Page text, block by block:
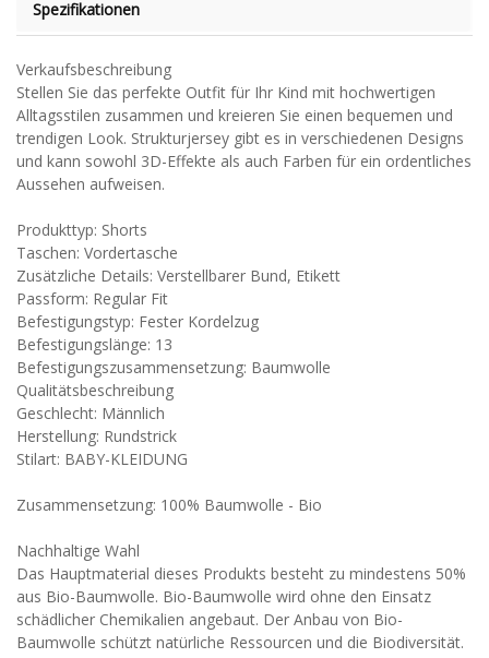
Spezifikationen
Verkaufsbeschreibung
Stellen Sie das perfekte Outfit für Ihr Kind mit hochwertigen
Alltagsstilen zusammen und kreieren Sie einen bequemen und
trendigen Look. Strukturjersey gibt es in verschiedenen Designs
und kann sowohl 3D-Effekte als auch Farben für ein ordentliches
Aussehen aufweisen.
Produkttyp: Shorts
Taschen: Vordertasche
Zusätzliche Details: Verstellbarer Bund, Etikett
Passform: Regular Fit
Befestigungstyp: Fester Kordelzug
Befestigungslänge: 13
Befestigungszusammensetzung: Baumwolle
Qualitätsbeschreibung
Geschlecht: Männlich
Herstellung: Rundstrick
Stilart: BABY-KLEIDUNG
Zusammensetzung: 100% Baumwolle - Bio
Nachhaltige Wahl
Das Hauptmaterial dieses Produkts besteht zu mindestens 50%
aus Bio-Baumwolle. Bio-Baumwolle wird ohne den Einsatz
schädlicher Chemikalien angebaut. Der Anbau von Bio-
Baumwolle schützt natürliche Ressourcen und die Biodiversität.